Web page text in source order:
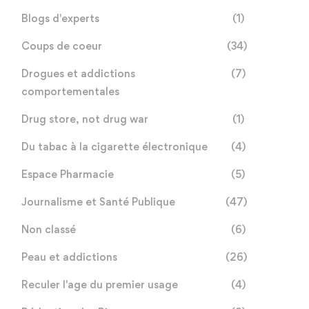
Blogs d'experts (1)
Coups de coeur (34)
Drogues et addictions
comportementales
(7)
Drug store, not drug war (1)
Du tabac à la cigarette électronique (4)
Espace Pharmacie (5)
Journalisme et Santé Publique (47)
Non classé (6)
Peau et addictions (26)
Reculer l'age du premier usage (4)